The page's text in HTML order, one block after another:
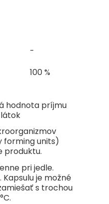
-
100 %
hodnota príjmu
forming units)
produktu.
pri jedle.
je možné
s trochou